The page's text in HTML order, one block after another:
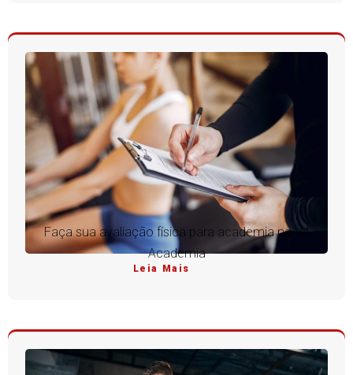
Faça sua avaliação física para academia na V4
Academia
Leia Mais